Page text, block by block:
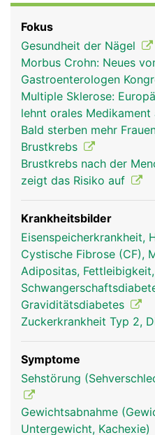
Rubriken
Sie produziert einen
(Bauchspeichel), der über
geleitet wird. Der Saft
Enzyme zur
(Eiweisse,
neutralisiert das Sekret
gelangte Magensäure,
Darmschleimhaut nicht
wird. Die zweite
Hormone Insulin und
Gegenspieler den
wirkt
blutzuckersteigernd.
steigt, beispielsweise
Bauchspeicheldrüse
der Zuckerspiegel sinkt.
Blutzuckerspiegel zu
Fokus
Gesundheit der Nägel
Morbus Crohn: Neues
Gastroenterologen
Multiple Sklerose:
lehnt orales Medikament
Bald sterben mehr
Brustkrebs
Brustkrebs nach der
zeigt das Risiko auf
Krankheitsbilder
Eisenspeicherkrankheit,
Cystische Fibrose (CF),
Adipositas,
Graviditätsdiabetes
Zuckerkrankheit Typ 2,
Symptome
Sehstörung
Gewichtsabnahme
Untergewicht, Kachexie)